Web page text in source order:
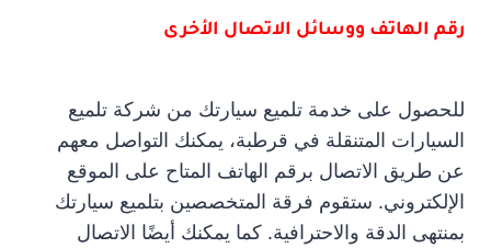
رقم الهاتف ووسائل الاتصال الأخرى
للحصول على خدمة تلميع سيارتك من شركة تلميع
السيارات المتنقلة في قرطبة، يمكنك التواصل معهم
عن طريق الاتصال برقم الهاتف المتاح على الموقع
الإلكتروني. ستقوم فرقة المتخصصين بتلميع سيارتك
بمنتهى الدقة والاحترافية. كما يمكنك أيضًا الاتصال